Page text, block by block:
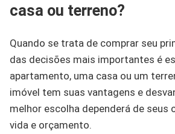
casa ou terreno?
Quando se trata de comprar seu
das decisões mais importantes é
apartamento, uma casa ou um
imóvel tem suas vantagens e
melhor escolha dependerá de seus
vida e orçamento.